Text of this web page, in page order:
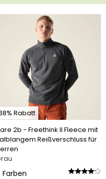
Rabatt
2b - Freethink II Fleece mit
Reißverschluss für
Farben